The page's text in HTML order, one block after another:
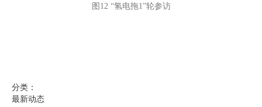
图12 “氢电拖1”轮参访
分类：
最新动态